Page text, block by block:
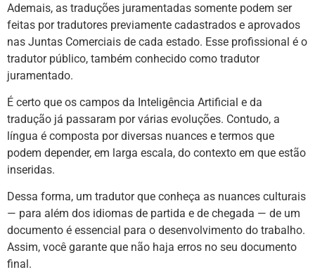
Ademais, as traduções juramentadas somente podem ser
feitas por tradutores previamente cadastrados e aprovados
nas Juntas Comerciais de cada estado. Esse profissional é o
tradutor público, também conhecido como tradutor
juramentado.
É certo que os campos da Inteligência Artificial e da
tradução já passaram por várias evoluções. Contudo, a
língua é composta por diversas nuances e termos que
podem depender, em larga escala, do contexto em que estão
inseridas.
Dessa forma, um tradutor que conheça as nuances culturais
— para além dos idiomas de partida e de chegada — de um
documento é essencial para o desenvolvimento do trabalho.
Assim, você garante que não haja erros no seu documento
final.